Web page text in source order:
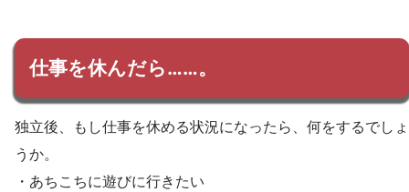
仕事を休んだら……。
独立後、もし仕事を休める状況になったら、何をするでしょ
うか。
・あちこちに遊びに行きたい